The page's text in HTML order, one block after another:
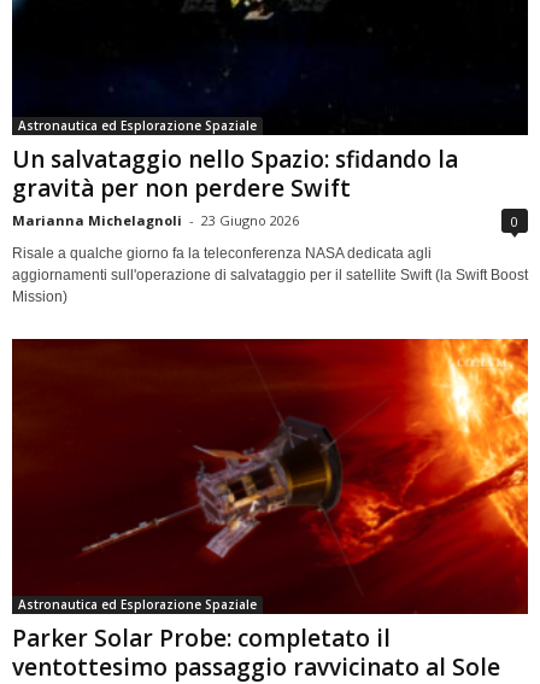
Astronautica ed Esplorazione Spaziale
Un salvataggio nello Spazio: sfidando la
gravità per non perdere Swift
Marianna Michelagnoli - 23 Giugno 2026 0
Risale a qualche giorno fa la teleconferenza NASA dedicata agli
aggiornamenti sull'operazione di salvataggio per il satellite Swift (la Swift Boost
Mission)
Astronautica ed Esplorazione Spaziale
Parker Solar Probe: completato il
ventottesimo passaggio ravvicinato al Sole